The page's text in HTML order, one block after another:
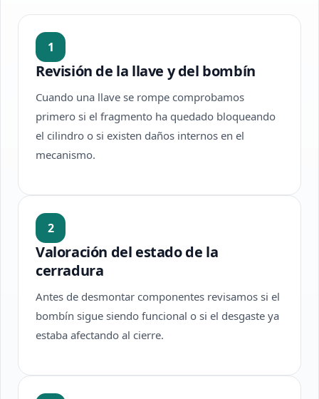
1
Revisión de la llave y del bombín
Cuando una llave se rompe comprobamos
primero si el fragmento ha quedado bloqueando
el cilindro o si existen daños internos en el
mecanismo.
2
Valoración del estado de la
cerradura
Antes de desmontar componentes revisamos si el
bombín sigue siendo funcional o si el desgaste ya
estaba afectando al cierre.